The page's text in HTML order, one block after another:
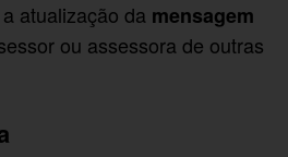
atualização da mensagem
ou assessora de outras